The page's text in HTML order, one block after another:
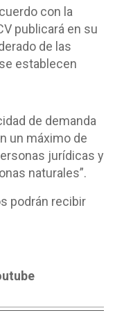
con la
publicará en su
de las
establecen
de demanda
un máximo de
jurídicas y
naturales”.
podrán recibir